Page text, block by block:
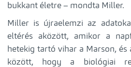
bukkant életre – mondta Miller.
Miller is újraelemzi az
eltérés aközött, amikor a
hetekig tartó vihar a Marson, és
között, hogy a biológiai